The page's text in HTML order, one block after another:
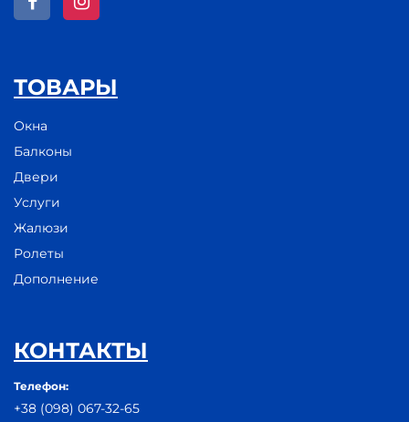
ТОВАРЫ
Окна
Балконы
Двери
Услуги
Жалюзи
Ролеты
Дополнение
КОНТАКТЫ
Телефон:
+38 (098) 067-32-65